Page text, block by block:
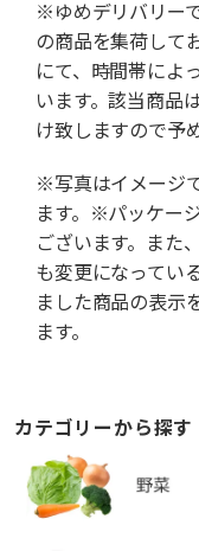
※ゆめデリバリー
の商品を集荷して
にて、時間帯によ
います。該当商品
け致しますので予
※写真はイメージ
ます。※パッケー
ございます。また
も変更になってい
ました商品の表示
ます。
カテゴリーから探す